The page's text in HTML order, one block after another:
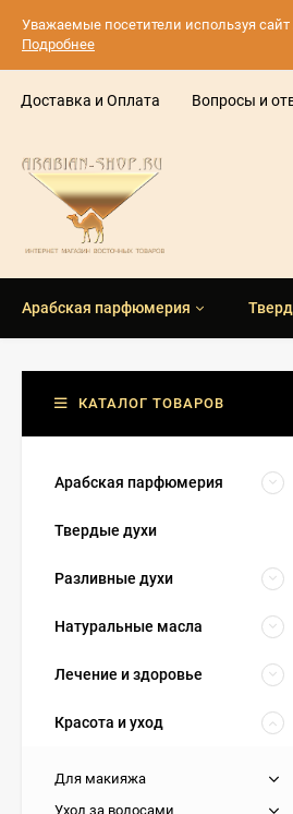
Уважаемые посетители используя
Подробнее
Доставка и Оплата Вопросы и
Арабская парфюмерия
КАТАЛОГ ТОВАРОВ
Арабская парфюмерия
Твердые духи
Разливные духи
Натуральные масла
Лечение и здоровье
Красота и уход
Для макияжа
Уход за волосами